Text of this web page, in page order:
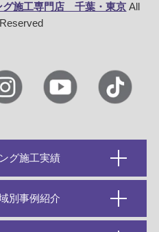
グ施工専門店 千葉・東京 All
グ施工実績
別事例紹介